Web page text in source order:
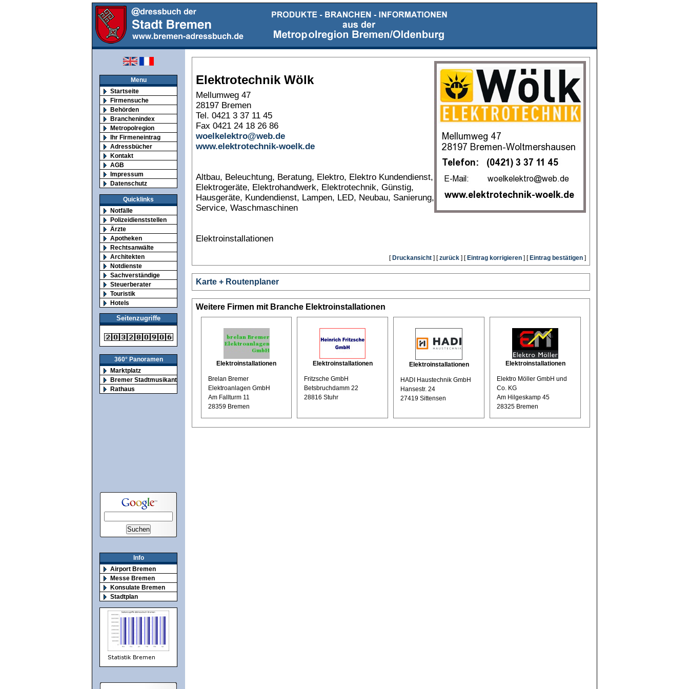
Menu
Startseite
Firmensuche
Behörden
Branchenindex
Metropolregion
Ihr Firmeneintrag
Adressbücher
Kontakt
AGB
Impressum
Datenschutz
Quicklinks
Notfälle
Polizeidienststellen
Ärzte
Apotheken
Rechtsanwälte
Architekten
Notdienste
Sachverständige
Steuerberater
Touristik
Hotels
Seitenzugriffe
360° Panoramen
Marktplatz
Bremer Stadtmusikanten
Rathaus
Info
Airport Bremen
Messe Bremen
Konsulate Bremen
Stadtplan
Elektrotechnik Wölk
Mellumweg 47
28197 Bremen
Tel. 0421 3 37 11 45
Fax 0421 24 18 26 86
woelkelektro@web.de
www.elektrotechnik-woelk.de
Altbau, Beleuchtung, Beratung, Elektro, Elektro Kundendienst,
Elektrogeräte, Elektrohandwerk, Elektrotechnik, Günstig,
Hausgeräte, Kundendienst, Lampen, LED, Neubau, Sanierung,
Service, Waschmaschinen
Elektroinstallationen
[Druckansicht ] [zurück ] [Eintrag korrigieren ] [Eintrag bestätigen ]
Karte + Routenplaner
Weitere Firmen mit Branche Elektroinstallationen
Elektroinstallationen
Brelan Bremer
Elektroanlagen GmbH
Am Fallturm 11
28359 Bremen
Elektroinstallationen
Fritzsche GmbH
Betsbruchdamm 22
28816 Stuhr
Elektroinstallationen
HADI Haustechnik GmbH
Hansestr. 24
27419 Sittensen
Elektroinstallationen
Elektro Möller GmbH und
Co. KG
Am Hilgeskamp 45
28325 Bremen